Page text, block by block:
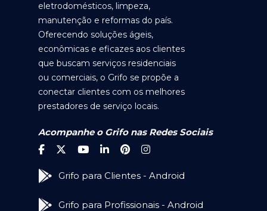
eletrodomésticos, limpeza,
manutenção e reformas do país.
Oferecendo soluções ágeis,
econômicas e eficazes aos clientes
que buscam serviços residenciais
ou comerciais, o Grifo se propõe a
conectar clientes com os melhores
prestadores de serviço locais.
Acompanhe o Grifo nas Redes Sociais
Grifo para Clientes - Android
Grifo para Profissionais - Android